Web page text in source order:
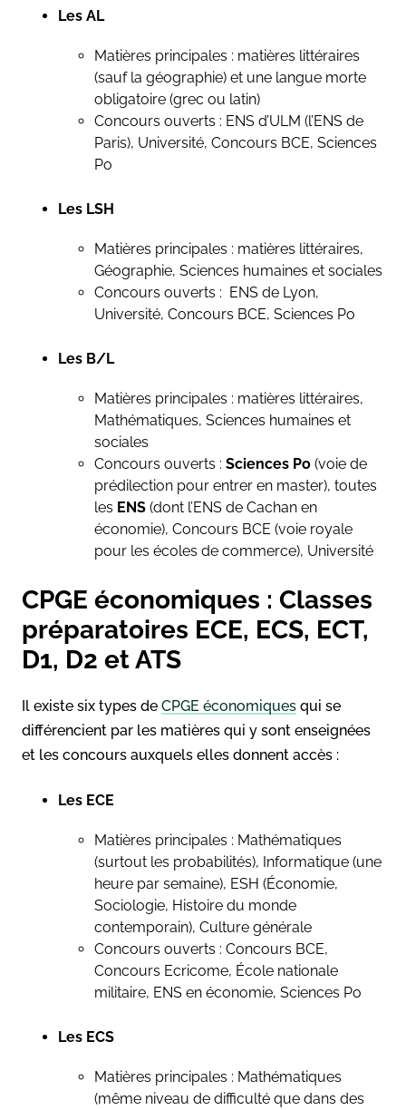
Les AL
Matières principales : matières littéraires
(sauf la géographie) et une langue morte
obligatoire (grec ou latin)
Concours ouverts : ENS d’ULM (l’ENS de
Paris), Université, Concours BCE, Sciences
Po
Les LSH
Matières principales : matières littéraires,
Géographie, Sciences humaines et sociales
Concours ouverts : ENS de Lyon,
Université, Concours BCE, Sciences Po
Les B/L
Matières principales : matières littéraires,
Mathématiques, Sciences humaines et
sociales
Concours ouverts : Sciences Po (voie de
prédilection pour entrer en master), toutes
les ENS (dont l’ENS de Cachan en
économie), Concours BCE (voie royale
pour les écoles de commerce), Université
CPGE économiques : Classes
préparatoires ECE, ECS, ECT,
D1, D2 et ATS
Il existe six types de CPGE économiques qui se
différencient par les matières qui y sont enseignées
et les concours auxquels elles donnent accès :
Les ECE
Matières principales : Mathématiques
(surtout les probabilités), Informatique (une
heure par semaine), ESH (Économie,
Sociologie, Histoire du monde
contemporain), Culture générale
Concours ouverts : Concours BCE,
Concours Ecricome, École nationale
militaire, ENS en économie, Sciences Po
Les ECS
Matières principales : Mathématiques
(même niveau de difficulté que dans des